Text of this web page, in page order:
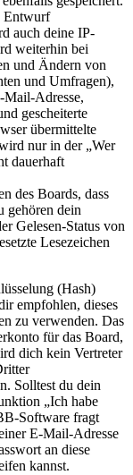
Entwurf
auch deine IP-
weiterhin bei
und Ändern von
und Umfragen),
Mail-Adresse,
gescheiterte
übermittelte
nur in der „Wer
dauerhaft
des Boards, dass
gehören dein
Gelesen-Status von
Lesezeichen
(Hash)
empfohlen, dieses
zu verwenden. Das
für das Board,
dich kein Vertreter
Solltest du dein
„Ich habe
Software fragt
E-Mail-Adresse
an diese
kannst.